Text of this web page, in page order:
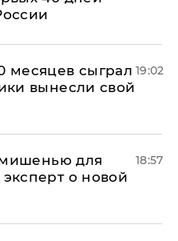
месяцев сыграл
вынесли свой
19:02
для
о новой
18:57